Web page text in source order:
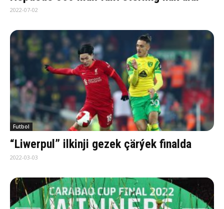
2022-07-02
Futbol
“Liwerpul” ilkinji gezek çärýek finalda
2022-03-03